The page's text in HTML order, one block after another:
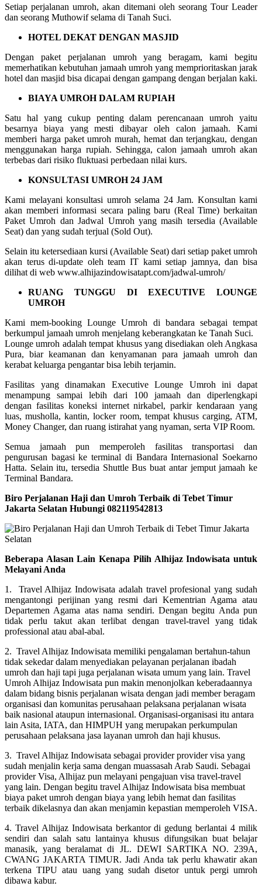
Setiap perjalanan umroh, akan ditemani oleh seorang Tour Leader
dan seorang Muthowif selama di Tanah Suci.
HOTEL DEKAT DENGAN MASJID
Dengan paket perjalanan umroh yang beragam, kami begitu
memerhatikan kebutuhan jamaah umroh yang memprioritaskan jarak
hotel dan masjid bisa dicapai dengan gampang dengan berjalan kaki.
BIAYA UMROH DALAM RUPIAH
Satu hal yang cukup penting dalam perencanaan umroh yaitu
besarnya biaya yang mesti dibayar oleh calon jamaah. Kami
memberi harga paket umroh murah, hemat dan terjangkau, dengan
menggunakan harga rupiah. Sehingga, calon jamaah umroh akan
terbebas dari risiko fluktuasi perbedaan nilai kurs.
KONSULTASI UMROH 24 JAM
Kami melayani konsultasi umroh selama 24 Jam. Konsultan kami
akan memberi informasi secara paling baru (Real Time) berkaitan
Paket Umroh dan Jadwal Umroh yang masih tersedia (Available
Seat) dan yang sudah terjual (Sold Out).
Selain itu ketersediaan kursi (Available Seat) dari setiap paket umroh
akan terus di-update oleh team IT kami setiap jamnya, dan bisa
dilihat di web www.alhijazindowisatapt.com/jadwal-umroh/
RUANG TUNGGU DI EXECUTIVE LOUNGE
UMROH
Kami mem-booking Lounge Umroh di bandara sebagai tempat
berkumpul jamaah umroh menjelang keberangkatan ke Tanah Suci.
Lounge umroh adalah tempat khusus yang disediakan oleh Angkasa
Pura, biar keamanan dan kenyamanan para jamaah umroh dan
kerabat keluarga pengantar bisa lebih terjamin.
Fasilitas yang dinamakan Executive Lounge Umroh ini dapat
menampung sampai lebih dari 100 jamaah dan diperlengkapi
dengan fasilitas koneksi internet nirkabel, parkir kendaraan yang
luas, musholla, kantin, locker room, tempat khusus carging, ATM,
Money Changer, dan ruang istirahat yang nyaman, serta VIP Room.
Semua jamaah pun memperoleh fasilitas transportasi dan
pengurusan bagasi ke terminal di Bandara Internasional Soekarno
Hatta. Selain itu, tersedia Shuttle Bus buat antar jemput jamaah ke
Terminal Bandara.
Biro Perjalanan Haji dan Umroh Terbaik di Tebet Timur
Jakarta Selatan Hubungi 082119542813
Beberapa Alasan Lain Kenapa Pilih Alhijaz Indowisata untuk
Melayani Anda
1. Travel Alhijaz Indowisata adalah travel profesional yang sudah
mengantongi perijinan yang resmi dari Kementrian Agama atau
Departemen Agama atas nama sendiri. Dengan begitu Anda pun
tidak perlu takut akan terlibat dengan travel-travel yang tidak
professional atau abal-abal.
2. Travel Alhijaz Indowisata memiliki pengalaman bertahun-tahun
tidak sekedar dalam menyediakan pelayanan perjalanan ibadah
umroh dan haji tapi juga perjalanan wisata umum yang lain. Travel
Umroh Alhijaz Indowisata pun makin menonjolkan keberadaannya
dalam bidang bisnis perjalanan wisata dengan jadi member beragam
organisasi dan komunitas perusahaan pelaksana perjalanan wisata
baik nasional ataupun internasional. Organisasi-organisasi itu antara
lain Asita, IATA, dan HIMPUH yang merupakan perkumpulan
perusahaan pelaksana jasa layanan umroh dan haji khusus.
3. Travel Alhijaz Indowisata sebagai provider provider visa yang
sudah menjalin kerja sama dengan muassasah Arab Saudi. Sebagai
provider Visa, Alhijaz pun melayani pengajuan visa travel-travel
yang lain. Dengan begitu travel Alhijaz Indowisata bisa membuat
biaya paket umroh dengan biaya yang lebih hemat dan fasilitas
terbaik dikelasnya dan akan menjamin kepastian memperoleh VISA.
4. Travel Alhijaz Indowisata berkantor di gedung berlantai 4 milik
sendiri dan salah satu lantainya khusus difungsikan buat belajar
manasik, yang beralamat di JL. DEWI SARTIKA NO. 239A,
CWANG JAKARTA TIMUR. Jadi Anda tak perlu khawatir akan
terkena TIPU atau uang yang sudah disetor untuk pergi umroh
dibawa kabur.